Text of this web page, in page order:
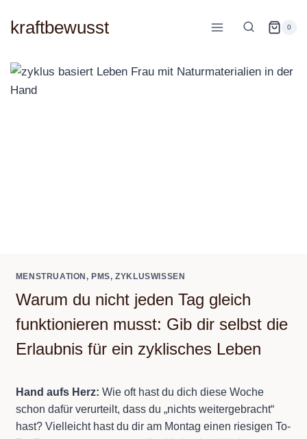
Inhalt
kraftbewusst 0
MENSTRUATION, PMS, ZYKLUSWISSEN
Warum du nicht jeden Tag gleich
funktionieren musst: Gib dir selbst die
Erlaubnis für ein zyklisches Leben
Hand aufs Herz: Wie oft hast du dich diese Woche
schon dafür verurteilt, dass du „nichts weitergebracht“
hast? Vielleicht hast du dir am Montag einen riesigen To-